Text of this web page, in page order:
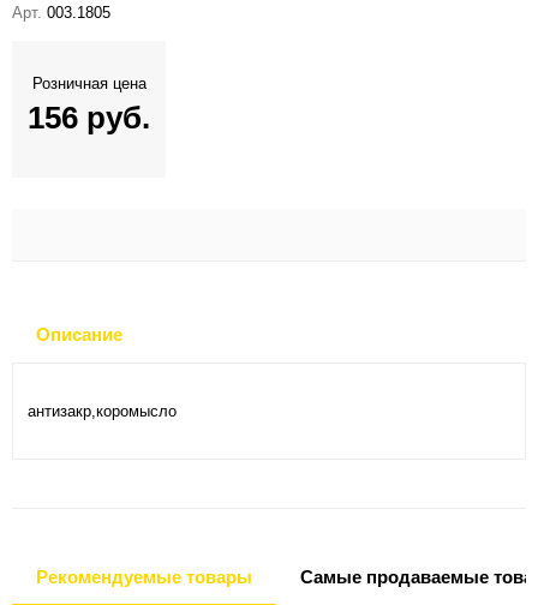
Арт. 003.1805
Розничная цена
156 руб.
Описание
антизакр,коромысло
Рекомендуемые товары Самые продаваемые